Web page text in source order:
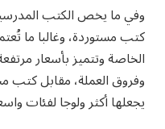
وفي ما يخص الكتب
كتب مستوردة، وغالبا ما
الخاصة وتتميز بأسعار
وفروق العملة، مقابل كتب
يجعلها أكثر ولوجا لفئات